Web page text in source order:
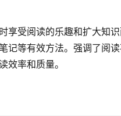
享受阅读的乐趣和扩大知
记等有效方法。强调了阅
效率和质量。